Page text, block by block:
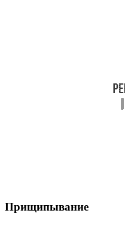
Прищипывание